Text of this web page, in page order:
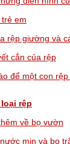
em
rệp giường và
cắn của rệp
để một con
rệp
về bọ vườn
mịn và bọ